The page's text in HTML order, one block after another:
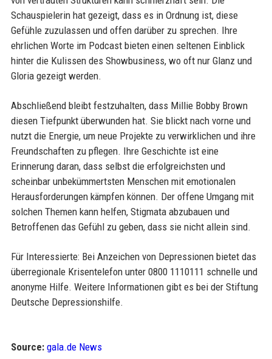
Schauspielerin hat gezeigt, dass es in Ordnung ist, diese
Gefühle zuzulassen und offen darüber zu sprechen. Ihre
ehrlichen Worte im Podcast bieten einen seltenen Einblick
hinter die Kulissen des Showbusiness, wo oft nur Glanz und
Gloria gezeigt werden.
Abschließend bleibt festzuhalten, dass Millie Bobby Brown
diesen Tiefpunkt überwunden hat. Sie blickt nach vorne und
nutzt die Energie, um neue Projekte zu verwirklichen und ihre
Freundschaften zu pflegen. Ihre Geschichte ist eine
Erinnerung daran, dass selbst die erfolgreichsten und
scheinbar unbekümmertsten Menschen mit emotionalen
Herausforderungen kämpfen können. Der offene Umgang mit
solchen Themen kann helfen, Stigmata abzubauen und
Betroffenen das Gefühl zu geben, dass sie nicht allein sind.
Für Interessierte: Bei Anzeichen von Depressionen bietet das
überregionale Krisentelefon unter 0800 1110111 schnelle und
anonyme Hilfe. Weitere Informationen gibt es bei der Stiftung
Deutsche Depressionshilfe.
Source: gala.de News